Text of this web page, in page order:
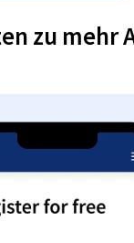
zu mehr